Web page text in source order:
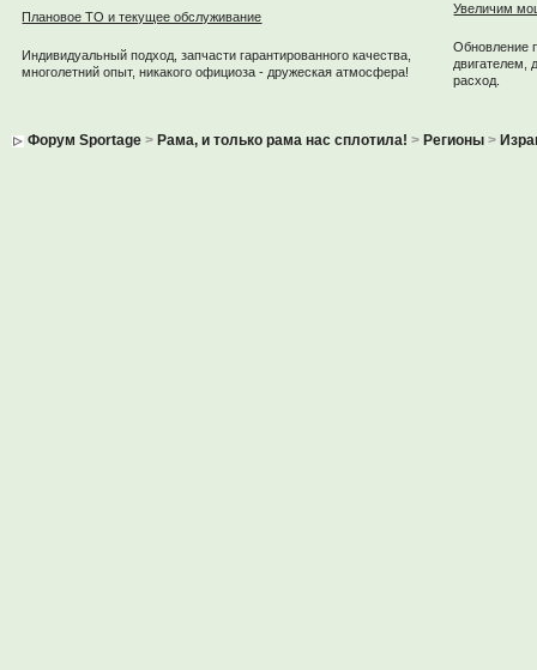
Плановое ТО и текущее обслуживание
Индивидуальный подход, запчасти гарантированного качества,
многолетний опыт, никакого официоза - дружеская атмосфера!
Увеличим
Обновление
двигателем,
расход.
Форум Sportage> Рама, и только рама нас сплотила! > Регионы>